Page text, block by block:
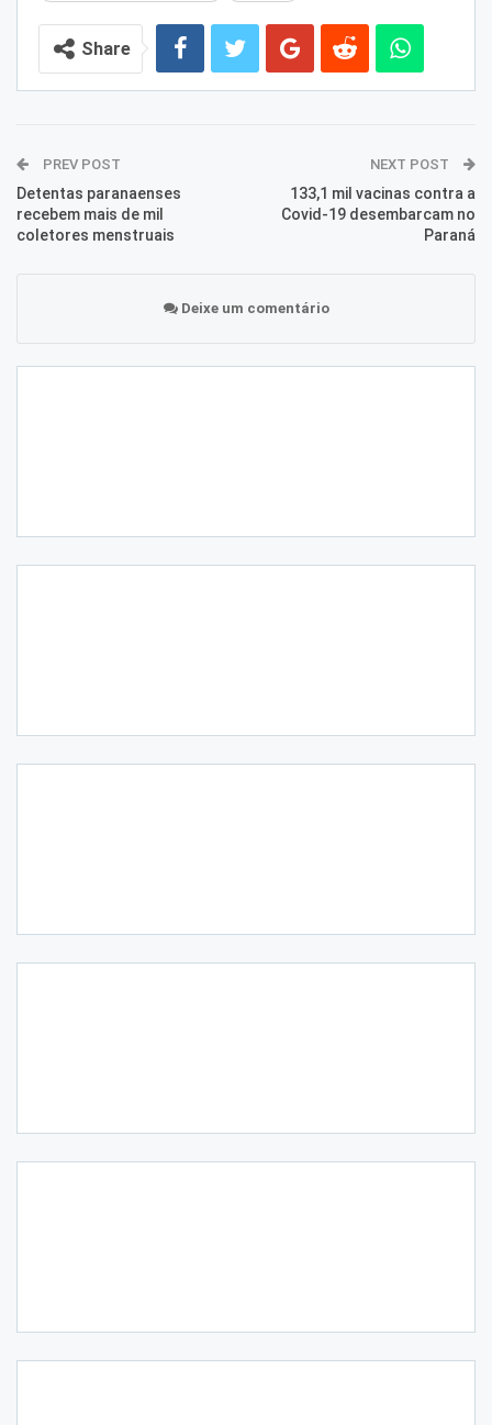
Share
PREV POST
Detentas paranaenses
recebem mais de mil
coletores menstruais
NEXT POST
133,1 mil vacinas contra a
Covid-19 desembarcam no
Paraná
Deixe um comentário